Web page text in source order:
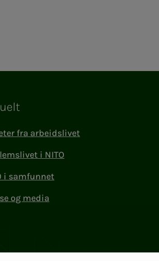
fra arbeidslivet
i NITO
i samfunnet
og media